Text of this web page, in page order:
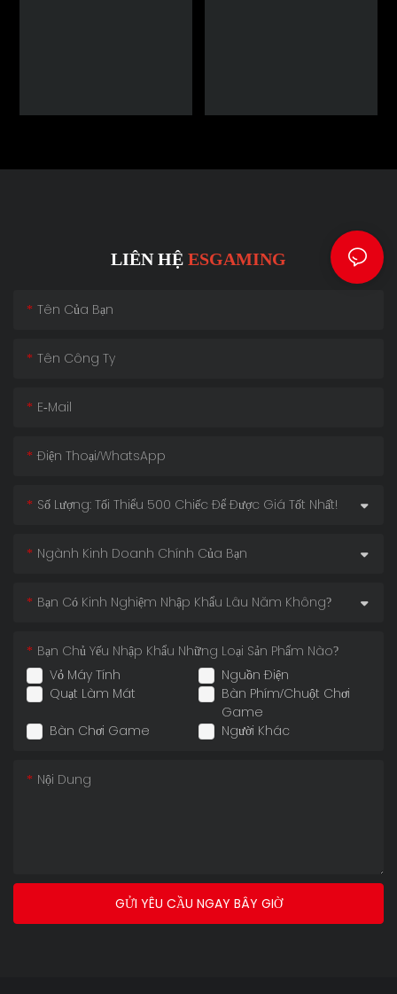
LIÊN HỆ ESGAMING
Tên Của Bạn
Tên Công Ty
E-Mail
Điện Thoại/WhatsApp
Số Lượng: Tối Thiểu 500 Chiếc Để Được Giá Tốt Nhất!
Ngành Kinh Doanh Chính Của Bạn
Bạn Có Kinh Nghiệm Nhập Khẩu Lâu Năm Không?
Vỏ Máy Tính
Nguồn Điện
Quạt Làm Mát
Bàn Phím/Chuột Chơi
Game
Bàn Chơi Game
Người Khác
Bạn Chủ Yếu Nhập Khẩu Những Loại Sản Phẩm Nào?
Nội Dung
GỬI YÊU CẦU NGAY BÂY GIỜ